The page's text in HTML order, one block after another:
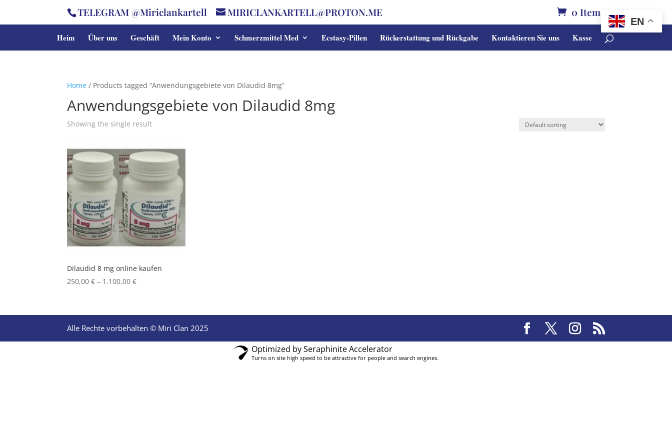
TELEGRAM @Miriclankartell MIRICLANKARTELL@PROTON.ME 0 Items
Heim Über uns Geschäft Mein Konto Schmerzmittel Med Ecstasy-Pillen Rückerstattung und Rückgabe Kontaktieren Sie uns Kasse
Home / Products tagged “Anwendungsgebiete von Dilaudid 8mg”
Anwendungsgebiete von Dilaudid 8mg
Showing the single result
Dilaudid 8 mg online kaufen
250,00€ – 1.100,00€Price
through
1.100,00 €
Alle Rechte vorbehalten © Miri Clan 2025
EN
Optimized by Seraphinite Accelerator
Turns on site high speed to be attractive for people and search engines.